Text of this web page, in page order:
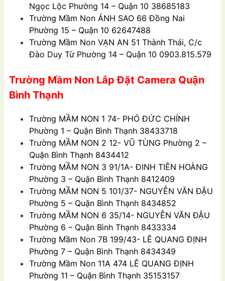
Ngọc Lộc Phường 14 – Quận 10 38685183
Trường Mầm Non ÁNH SAO 66 Đồng Nai
Phường 15 – Quận 10 62647488
Trường Mầm Non VẠN AN 51 Thành Thái, C/c
Đào Duy Từ Phường 14 – Quận 10 0903.815.579
Trường Mầm Non Lắp Đặt Camera Quận
Bình Thạnh
Trường MẦM NON 1 74- PHÓ ÐỨC CHÍNH
Phường 1 – Quận Bình Thạnh 38433718
Trường MẦM NON 2 12- VŨ TÙNG Phường 2 –
Quận Bình Thạnh 8434412
Trường MẦM NON 3 91/1A- ÐINH TIÊN HOÀNG
Phường 3 – Quận Bình Thạnh 8412409
Trường MẦM NON 5 101/37- NGUYỄN VĂN ÐẬU
Phường 5 – Quận Bình Thạnh 8434852
Trường MẦM NON 6 35/14- NGUYỄN VĂN ÐẬU
Phường 6 – Quận Bình Thạnh 8433334
Trường Mầm Non 7B 199/43- LÊ QUANG ÐỊNH
Phường 7 – Quận Bình Thạnh 8434349
Trường Mầm Non 11A 474 LÊ QUANG ĐỊNH
Phường 11 – Quận Bình Thạnh 35153157